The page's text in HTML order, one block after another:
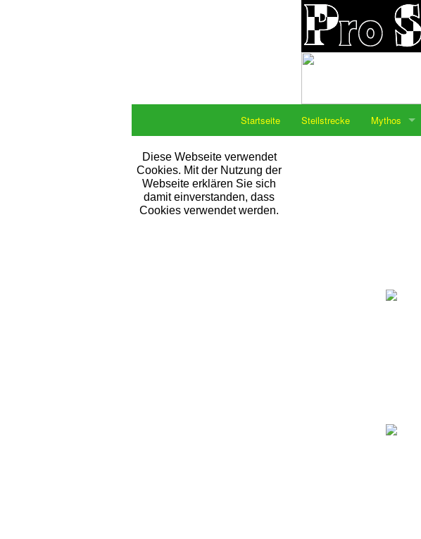
Startseite Steilstrecke Mythos
Diese Webseite verwendet
Cookies. Mit der Nutzung der
Webseite erklären Sie sich
damit einverstanden, dass
Cookies verwendet werden.